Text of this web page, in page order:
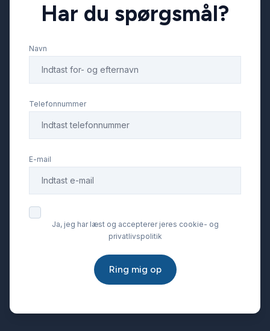
Har du spørgsmål?
Navn
Telefonnummer
E-mail
Ja, jeg har læst og accepterer jeres cookie- og
privatlivspolitik
Ring mig op